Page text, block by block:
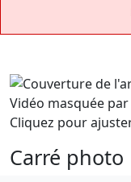
Vidéo masquée
Cliquez pour
Carré photo